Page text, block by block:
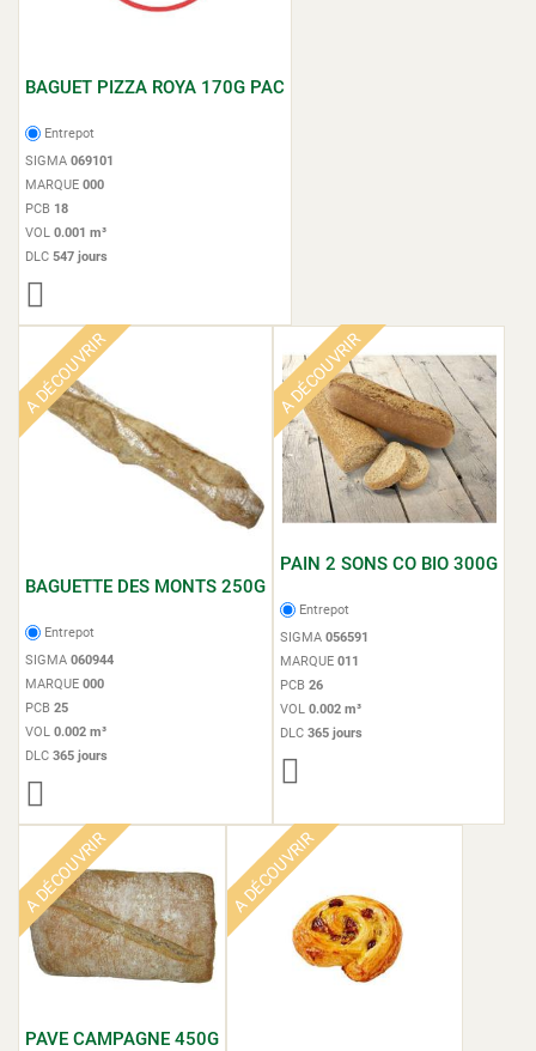
BAGUET PIZZA ROYA 170G PAC
Entrepot
SIGMA 069101
MARQUE 000
PCB 18
VOL 0.001 m³
DLC 547 jours
A DÉCOUVRIR
BAGUETTE DES MONTS 250G
Entrepot
SIGMA 060944
MARQUE 000
PCB 25
VOL 0.002 m³
DLC 365 jours
A DÉCOUVRIR
PAIN 2 SONS CO BIO 300G
Entrepot
SIGMA 056591
MARQUE 011
PCB 26
VOL 0.002 m³
DLC 365 jours
A DÉCOUVRIR
PAVE CAMPAGNE 450G
A DÉCOUVRIR